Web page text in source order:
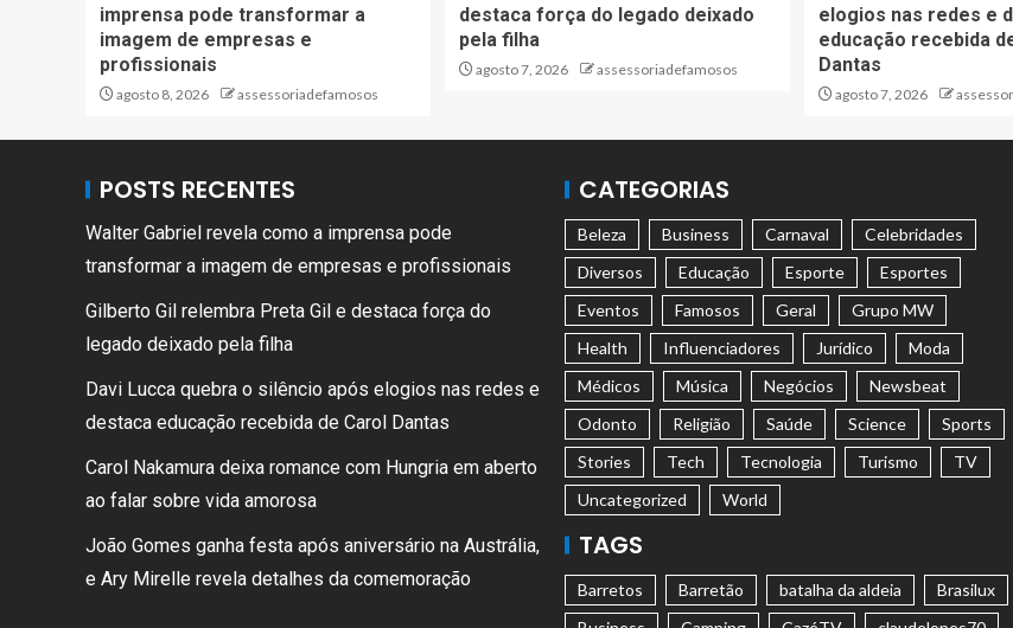
imprensa pode transformar a
imagem de empresas e
profissionais
agosto 8, 2026 assessoriadefamosos
destaca força do legado deixado
pela filha
agosto 7, 2026 assessoriadefamosos
elogios nas redes e
educação recebida
Dantas
agosto 7, 2026
POSTS RECENTES
Walter Gabriel revela como a imprensa pode
transformar a imagem de empresas e profissionais
Gilberto Gil relembra Preta Gil e destaca força do
legado deixado pela filha
Davi Lucca quebra o silêncio após elogios nas redes e
destaca educação recebida de Carol Dantas
Carol Nakamura deixa romance com Hungria em aberto
ao falar sobre vida amorosa
João Gomes ganha festa após aniversário na Austrália,
e Ary Mirelle revela detalhes da comemoração
CATEGORIAS
Beleza Business Carnaval
Celebridades
Diversos
Educação Esporte
Esportes
Eventos
Famosos Geral
Grupo MW
Health
Influenciadores Jurídico
Moda
Médicos
Música Negócios
Newsbeat
Odonto
Religião Saúde Science
Sports
Stories
Tech Tecnologia Turismo
TV
Uncategorized
World
TAGS
Barretos Barretão batalha da aldeia
Brasilux